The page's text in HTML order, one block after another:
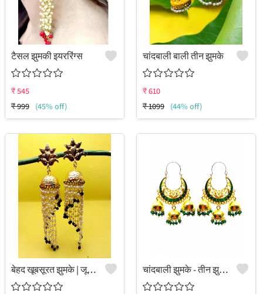
टैसल झुमकी इयररिंग्स
₹545
₹999 (45% off)
चांदबाली बाली तीन झुमके
₹610
₹1099 (44% off)
बेहद खूबसूरत झुमके | जूलकार्ट चांदबाली झुमके - तीन झुमके - बेहद खूबसूरत झुमके | जूलकार्ट